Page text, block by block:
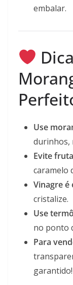
embalar.
Use
durinhos,
Evite
caramelo
Vinagre é
cristalize.
Use
no ponto
Para
garantido!